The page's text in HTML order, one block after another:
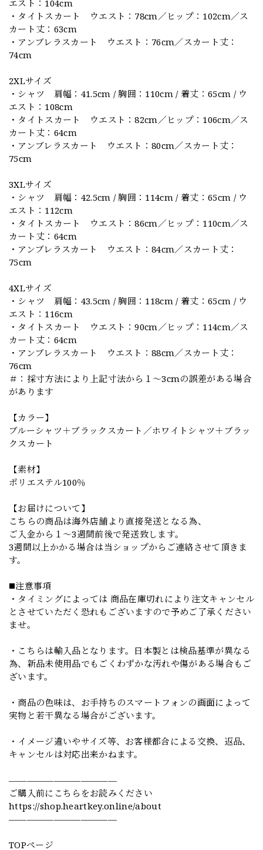
エスト：104cm
・タイトスカート ウエスト：78cm／ヒップ：102cm／ス
カート丈：63cm
・アンブレラスカート ウエスト：76cm／スカート丈：
74cm
2XLサイズ
・シャツ 肩幅：41.5cm / 胸囲：110cm / 着丈：65cm / ウ
エスト：108cm
・タイトスカート ウエスト：82cm／ヒップ：106cm／ス
カート丈：64cm
・アンブレラスカート ウエスト：80cm／スカート丈：
75cm
3XLサイズ
・シャツ 肩幅：42.5cm / 胸囲：114cm / 着丈：65cm / ウ
エスト：112cm
・タイトスカート ウエスト：86cm／ヒップ：110cm／ス
カート丈：64cm
・アンブレラスカート ウエスト：84cm／スカート丈：
75cm
4XLサイズ
・シャツ 肩幅：43.5cm / 胸囲：118cm / 着丈：65cm / ウ
エスト：116cm
・タイトスカート ウエスト：90cm／ヒップ：114cm／ス
カート丈：64cm
・アンブレラスカート ウエスト：88cm／スカート丈：
76cm
＃：採寸方法により上記寸法から１～3cmの誤差がある場合
があります
【カラー】
ブルーシャツ＋ブラックスカート／ホワイトシャツ＋ブラッ
クスカート
【素材】
ポリエステル100％
【お届けについて】
こちらの商品は海外店舗より直接発送となる為、
ご入金から１～3週間前後で発送致します。
3週間以上かかる場合は当ショップからご連絡させて頂きま
す。
◼️注意事項
・タイミングによっては 商品在庫切れにより注文キャンセル
とさせていただく恐れもございますので予めご了承ください
ませ。
・こちらは輸入品となります。日本製とは検品基準が異なる
為、新品未使用品でもごくわずかな汚れや傷がある場合もご
ざいます。
・商品の色味は、お手持ちのスマートフォンの画面によって
実物と若干異なる場合がございます。
・イメージ違いやサイズ等、お客様都合による交換、返品、
キャンセルは対応出来かねます。
————————————
ご購入前にこちらをお読みください
https://shop.heartkey.online/about
————————————
TOPページ